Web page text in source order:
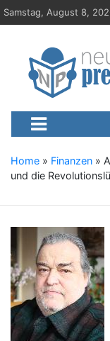
S
k
Samstag, August 8,
Neue-
Presseportal,
Home » Finanzen »
und die